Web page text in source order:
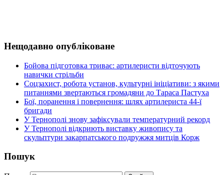
Нещодавно опубліковане
Бойова підготовка триває: артилеристи відточують
навички стрільби
Соцзахист, робота установ, культурні ініціативи: з якими
питаннями звертаються громадяни до Тараса Пастуха
Бої, поранення і повернення: шлях артилериста 44-ї
бригади
У Тернополі знову зафіксували температурний рекорд
У Тернополі відкриють виставку живопису та
скульптури закарпатського подружжя митців Корж
Пошук